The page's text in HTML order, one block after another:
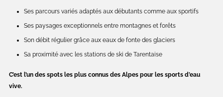
Ses parcours variés adaptés aux débutants comme aux sportifs
Ses paysages exceptionnels entre montagnes et forêts
Son débit régulier grâce aux eaux de fonte des glaciers
Sa proximité avec les stations de ski de Tarentaise
C’est l’un des spots les plus connus des Alpes pour les sports d’eau
vive.